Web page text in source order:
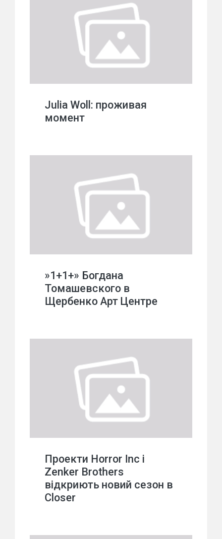
Julia Woll: проживая
момент
»1+1+» Богдана
Томашевского в
Щербенко Арт Центре
Проекти Horror Inc і
Zenker Brothers
відкриють новий сезон в
Closer